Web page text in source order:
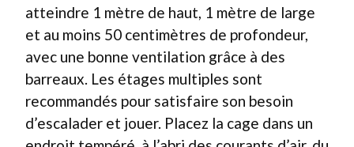
atteindre 1 mètre de haut, 1 mètre de large
et au moins 50 centimètres de profondeur,
avec une bonne ventilation grâce à des
barreaux. Les étages multiples sont
recommandés pour satisfaire son besoin
d’escalader et jouer. Placez la cage dans un